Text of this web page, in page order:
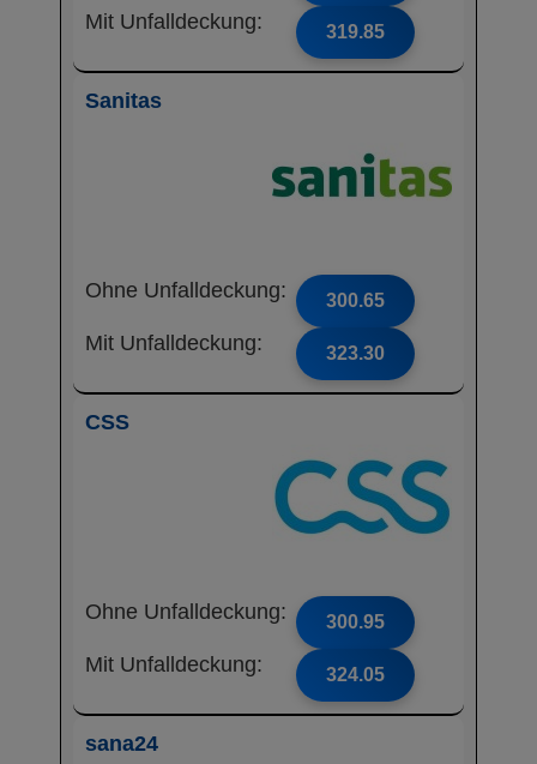
Mit Unfalldeckung: 319.85
Sanitas
Ohne Unfalldeckung: 300.65
Mit Unfalldeckung: 323.30
CSS
Ohne Unfalldeckung: 300.95
Mit Unfalldeckung: 324.05
sana24